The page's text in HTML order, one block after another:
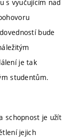
s vyučujícím nad
bude
je tak
studentům.
schopnost je užít
jejich